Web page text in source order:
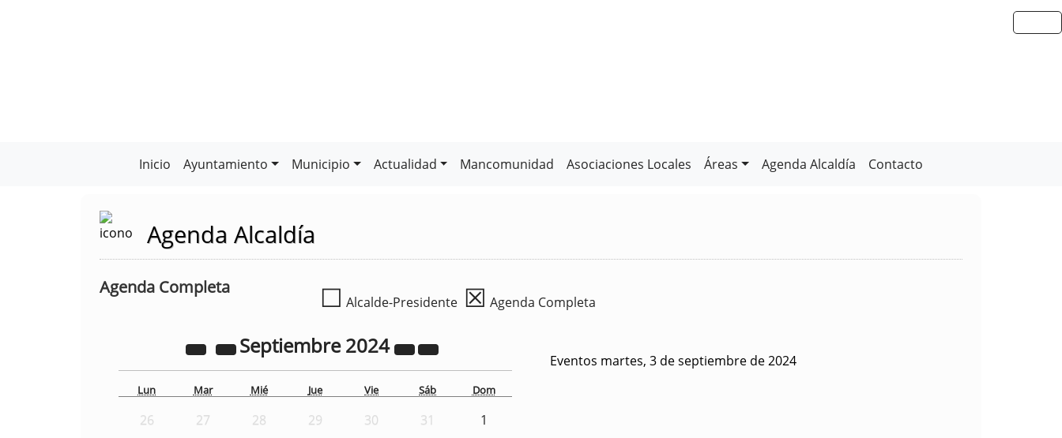
Inicio Ayuntamiento Municipio Actualidad Mancomunidad Asociaciones Locales Áreas Agenda Alcaldía Contacto
Agenda Alcaldía
Agenda Completa ☐ Alcalde-Presidente ☒ Agenda Completa
Septiembre2024
Lun Mar Mié Jue Vie Sáb Dom
26 27 28 29 30 31 1
Eventos martes, 3 de septiembre de 2024